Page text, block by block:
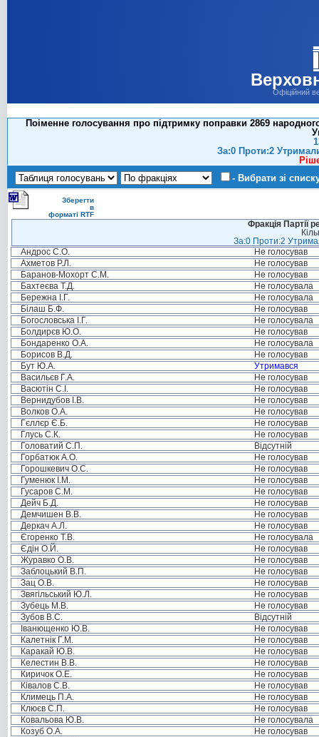
Офіційний
Поіменне голосування про підтримку поправки 2869
За:0 Проти:2
- Вибрати зі
Зберегти
в
форматі RTF
Фракція Партії
За:0 Проти:2
Андрос С.О.
Не голосував
Ахметов Р.Л.
Не голосував
Баранов-Мохорт С.М.
Не голосував
Бахтеєва Т.Д.
Не голосувала
Бережна І.Г.
Не голосувала
Білаш Б.Ф.
Не голосував
Богословська І.Г.
Не голосувала
Болдирєв Ю.О.
Не голосував
Бондаренко О.А.
Не голосувала
Борисов В.Д.
Не голосував
Бут Ю.А.
Утримався
Васильєв Г.А.
Не голосував
Васютін С.І.
Не голосував
Вернидубов І.В.
Не голосував
Волков О.А.
Не голосував
Гєллєр Є.Б.
Не голосував
Глусь С.К.
Не голосував
Головатий С.П.
Відсутній
Горбатюк А.О.
Не голосував
Горошкевич О.С.
Не голосував
Гуменюк І.М.
Не голосував
Гусаров С.М.
Не голосував
Дейч Б.Д.
Не голосував
Демчишен В.В.
Не голосував
Деркач А.Л.
Не голосував
Єгоренко Т.В.
Не голосувала
Єдін О.Й.
Не голосував
Журавко О.В.
Не голосував
Заблоцький В.П.
Не голосував
Зац О.В.
Не голосував
Звягільський Ю.Л.
Не голосував
Зубець М.В.
Не голосував
Зубов В.С.
Відсутній
Іванющенко Ю.В.
Не голосував
Калетнік Г.М.
Не голосував
Каракай Ю.В.
Не голосував
Келестин В.В.
Не голосував
Киричок О.Е.
Не голосував
Ківалов С.В.
Не голосував
Климець П.А.
Не голосував
Клюєв С.П.
Не голосував
Ковальова Ю.В.
Не голосувала
Козуб О.А.
Не голосував